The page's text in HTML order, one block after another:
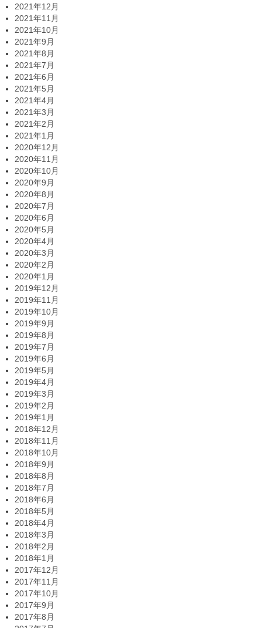
2021年12月
2021年11月
2021年10月
2021年9月
2021年8月
2021年7月
2021年6月
2021年5月
2021年4月
2021年3月
2021年2月
2021年1月
2020年12月
2020年11月
2020年10月
2020年9月
2020年8月
2020年7月
2020年6月
2020年5月
2020年4月
2020年3月
2020年2月
2020年1月
2019年12月
2019年11月
2019年10月
2019年9月
2019年8月
2019年7月
2019年6月
2019年5月
2019年4月
2019年3月
2019年2月
2019年1月
2018年12月
2018年11月
2018年10月
2018年9月
2018年8月
2018年7月
2018年6月
2018年5月
2018年4月
2018年3月
2018年2月
2018年1月
2017年12月
2017年11月
2017年10月
2017年9月
2017年8月